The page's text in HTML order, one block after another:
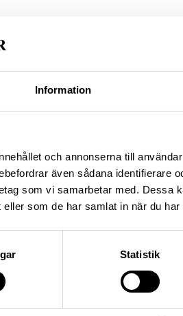
Information
och annonserna till
även sådana identifierare
som vi samarbetar med. Dessa
som de har samlat in när du
Statistik
841A-